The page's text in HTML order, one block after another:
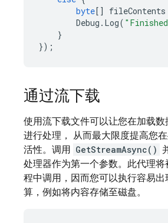
byte[] fileContents
Debug . Log(
}
});
通过流下载
使用流下载文件可以让您在加载
进行处理， 从而最大限度提高您
活性。调用 GetStreamAsync()
处理器作为第一个参数。此代理
程中调用，因而您可以执行容易
算，例如将内容存储至磁盘。